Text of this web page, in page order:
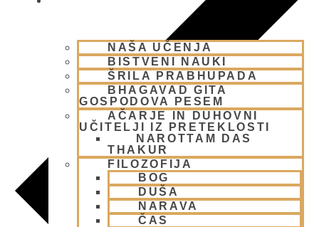
NAŠA UČENJA
BISTVENI NAUKI
ŠRILA PRABHUPADA
BHAGAVAD GITA
GOSPODOVA PESEM
AČARJE IN DUHOVNI
UČITELJI IZ PRETEKLOSTI
NAROTTAM DAS
THAKUR
FILOZOFIJA
BOG
DUŠA
NARAVA
ČAS